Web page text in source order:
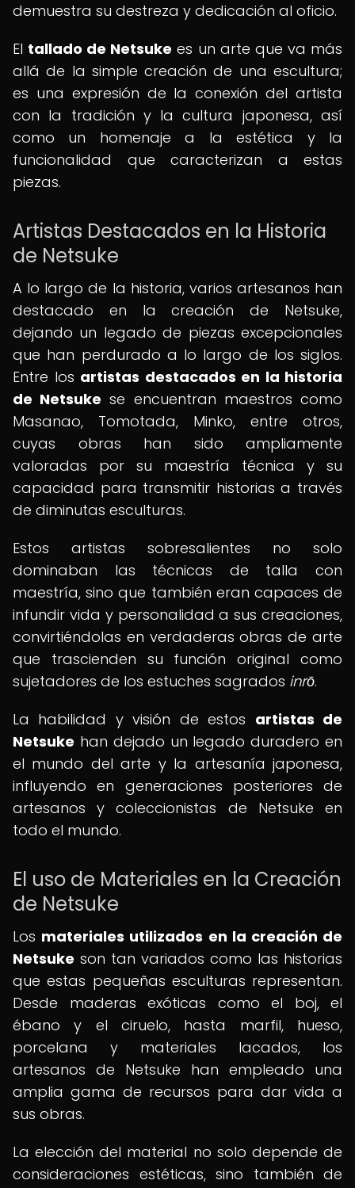
demuestra su destreza y dedicación al oficio.
El tallado de Netsuke es un arte que va más
allá de la simple creación de una escultura;
es una expresión de la conexión del artista
con la tradición y la cultura japonesa, así
como un homenaje a la estética y la
funcionalidad que caracterizan a estas
piezas.
Artistas Destacados en la Historia
de Netsuke
A lo largo de la historia, varios artesanos han
destacado en la creación de Netsuke,
dejando un legado de piezas excepcionales
que han perdurado a lo largo de los siglos.
Entre los artistas destacados en la historia
de Netsuke se encuentran maestros como
Masanao, Tomotada, Minko, entre otros,
cuyas obras han sido ampliamente
valoradas por su maestría técnica y su
capacidad para transmitir historias a través
de diminutas esculturas.
Estos artistas sobresalientes no solo
dominaban las técnicas de talla con
maestría, sino que también eran capaces de
infundir vida y personalidad a sus creaciones,
convirtiéndolas en verdaderas obras de arte
que trascienden su función original como
sujetadores de los estuches sagrados inrō.
La habilidad y visión de estos artistas de
Netsuke han dejado un legado duradero en
el mundo del arte y la artesanía japonesa,
influyendo en generaciones posteriores de
artesanos y coleccionistas de Netsuke en
todo el mundo.
El uso de Materiales en la Creación
de Netsuke
Los materiales utilizados en la creación de
Netsuke son tan variados como las historias
que estas pequeñas esculturas representan.
Desde maderas exóticas como el boj, el
ébano y el ciruelo, hasta marfil, hueso,
porcelana y materiales lacados, los
artesanos de Netsuke han empleado una
amplia gama de recursos para dar vida a
sus obras.
La elección del material no solo depende de
consideraciones estéticas, sino también de